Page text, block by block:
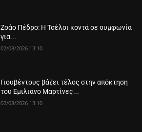
Ζοάο Πέδρο: Η Τσέλσι κοντά σε συμφωνία
για...
02/08/2026 13:10
Γιουβέντους βάζει τέλος στην απόκτηση
του Εμιλιάνο Μαρτίνες...
02/08/2026 13:10